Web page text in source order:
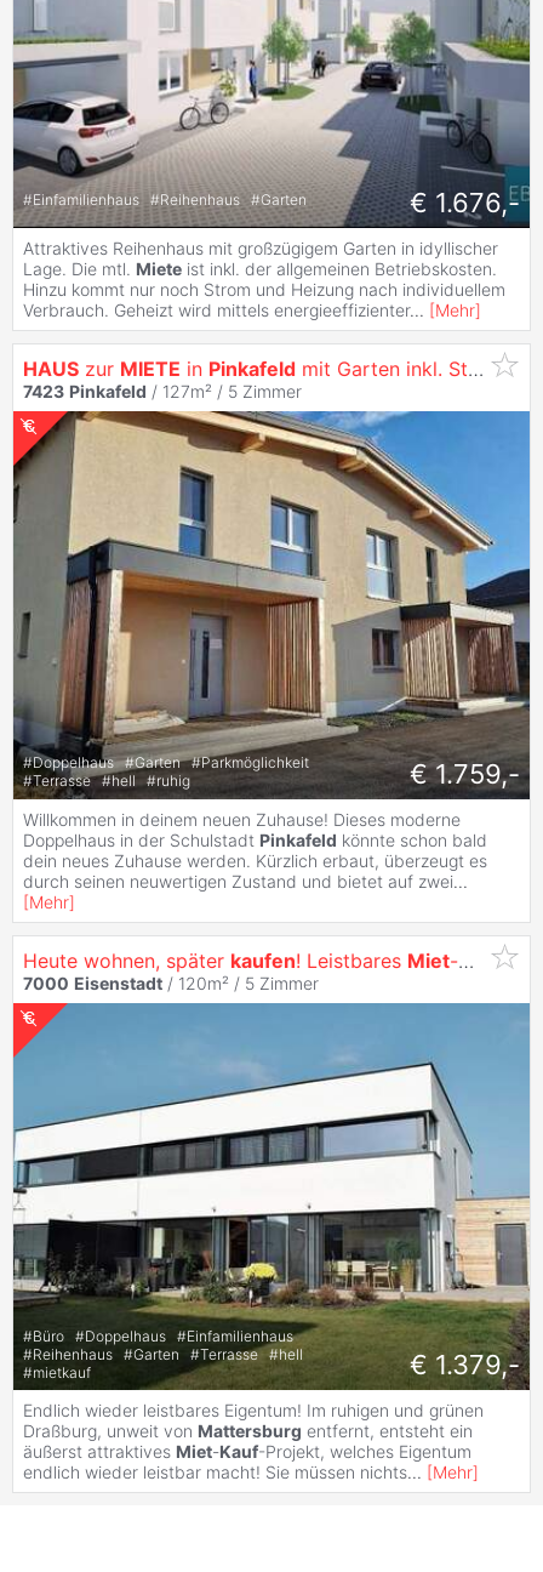
#Einfamilienhaus #Reihenhaus #Garten € 1.676,-
Attraktives Reihenhaus mit großzügigem Garten in idyllischer
Lage. Die mtl. Miete ist inkl. der allgemeinen Betriebskosten.
Hinzu kommt nur noch Strom und Heizung nach individuellem
Verbrauch. Geheizt wird mittels energieeffizienter... [Mehr]
HAUS zur MIETE in Pinkafeld mit Garten inkl. Stellplatz
7423 Pinkafeld / 127m² / 5 Zimmer
#Doppelhaus #Garten #Parkmöglichkeit
#Terrasse #hell #ruhig € 1.759,-
Willkommen in deinem neuen Zuhause! Dieses moderne
Doppelhaus in der Schulstadt Pinkafeld könnte schon bald
dein neues Zuhause werden. Kürzlich erbaut, überzeugt es
durch seinen neuwertigen Zustand und bietet auf zwei...
[Mehr]
Heute wohnen, später kaufen! Leistbares Miet-Kauf-
7000 Eisenstadt / 120m² / 5 Zimmer
#Büro #Doppelhaus #Einfamilienhaus
#Reihenhaus #Garten #Terrasse #hell
#mietkauf € 1.379,-
Endlich wieder leistbares Eigentum! Im ruhigen und grünen
Draßburg, unweit von Mattersburg entfernt, entsteht ein
äußerst attraktives Miet-Kauf-Projekt, welches Eigentum
endlich wieder leistbar macht! Sie müssen nichts... [Mehr]